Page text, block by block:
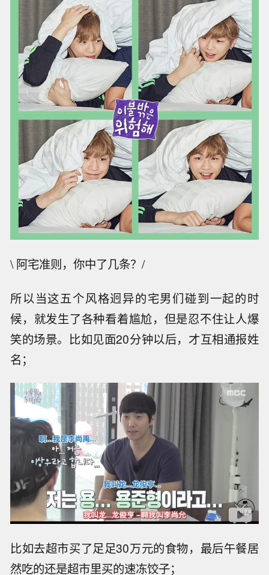
\ 阿宅准则，你中了几条？/
所以当这五个风格迥异的宅男们碰到一起的时
候，就发生了各种看着尴尬，但是忍不住让人爆
笑的场景。比如见面20分钟以后，才互相通报姓
名；
比如去超市买了足足30万元的食物，最后午餐居
然吃的还是超市里买的速冻饺子；